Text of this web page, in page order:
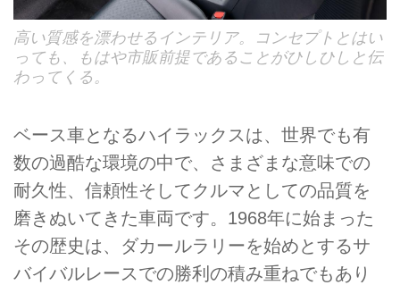
高い質感を漂わせるインテリア。コンセプトとはい
っても、もはや市販前提であることがひしひしと伝
わってくる。
ベース車となるハイラックスは、世界でも有
数の過酷な環境の中で、さまざまな意味での
耐久性、信頼性そしてクルマとしての品質を
磨きぬいてきた車両です。1968年に始まった
その歴史は、ダカールラリーを始めとするサ
バイバルレースでの勝利の積み重ねでもあり